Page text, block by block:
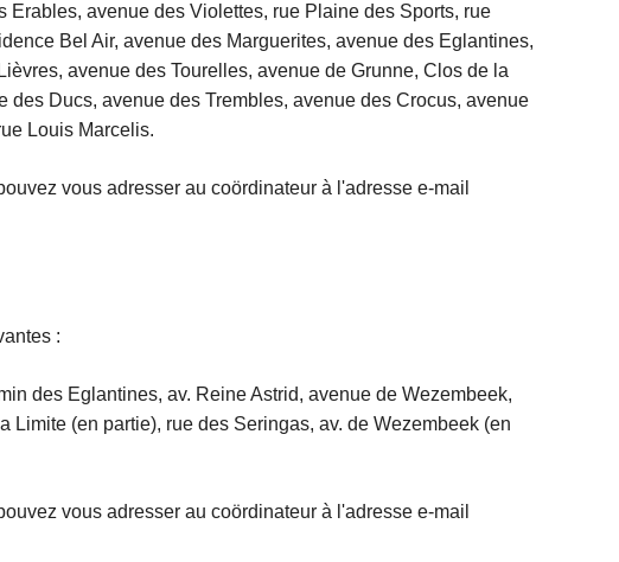
avenue des Violettes, rue Plaine des Sports, rue
Bel Air, avenue des Marguerites, avenue des Eglantines,
avenue des Tourelles, avenue de Grunne, Clos de la
Ducs, avenue des Trembles, avenue des Crocus, avenue
Louis Marcelis.
vous adresser au coördinateur à l'adresse e-mail
:
des Eglantines, av. Reine Astrid, avenue de Wezembeek,
(en partie), rue des Seringas, av. de Wezembeek (en
vous adresser au coördinateur à l'adresse e-mail